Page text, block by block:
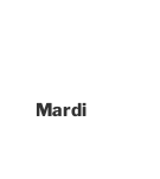
Mardi